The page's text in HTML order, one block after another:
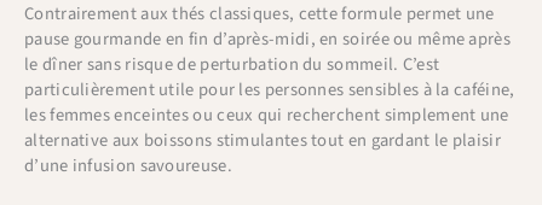
Contrairement aux thés classiques, cette formule permet une
pause gourmande en fin d’après-midi, en soirée ou même après
le dîner sans risque de perturbation du sommeil. C’est
particulièrement utile pour les personnes sensibles à la caféine,
les femmes enceintes ou ceux qui recherchent simplement une
alternative aux boissons stimulantes tout en gardant le plaisir
d’une infusion savoureuse.